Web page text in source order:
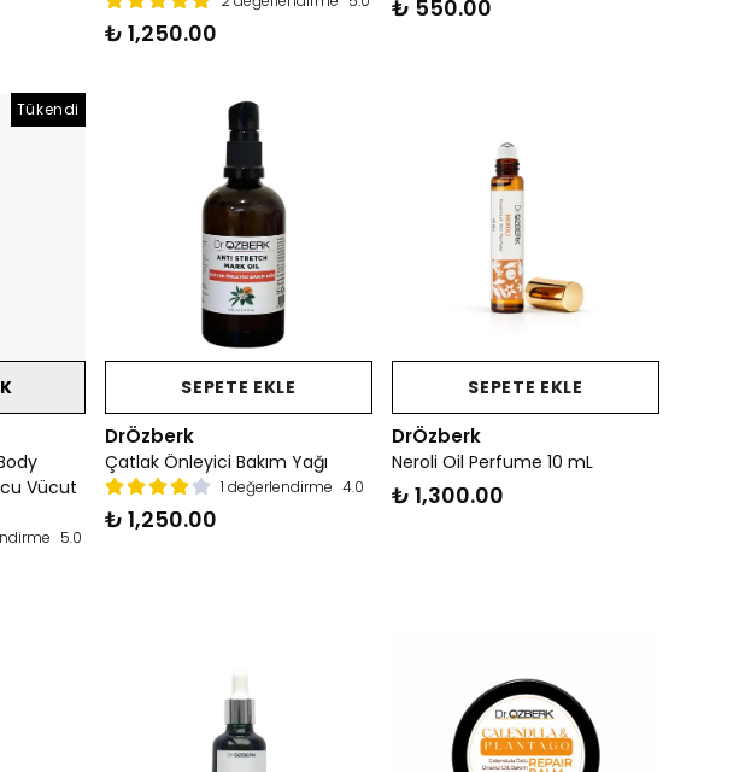
₺ 1,250.00
₺ 550.00
Tükendi
Vücut
5.0
SEPETE EKLE
DrÖzberk
Çatlak Önleyici Bakım Yağı
1 değerlendirme 4.0
₺ 1,250.00
SEPETE EKLE
DrÖzberk
Neroli Oil Perfume 10 mL
₺ 1,300.00